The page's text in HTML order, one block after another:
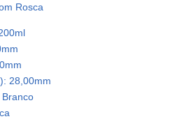
Rosca
28,00mm